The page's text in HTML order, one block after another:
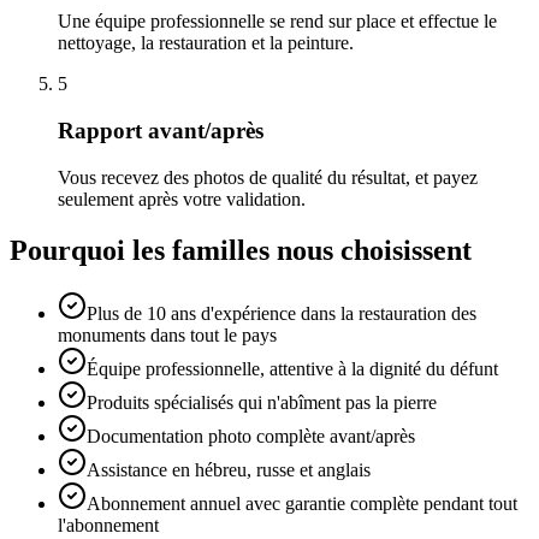
Une équipe professionnelle se rend sur place et effectue le
nettoyage, la restauration et la peinture.
5
Rapport avant/après
Vous recevez des photos de qualité du résultat, et payez
seulement après votre validation.
Pourquoi les familles nous choisissent
Plus de 10 ans d'expérience dans la restauration des
monuments dans tout le pays
Équipe professionnelle, attentive à la dignité du défunt
Produits spécialisés qui n'abîment pas la pierre
Documentation photo complète avant/après
Assistance en hébreu, russe et anglais
Abonnement annuel avec garantie complète pendant tout
l'abonnement